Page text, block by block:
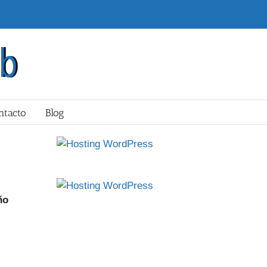
Blog